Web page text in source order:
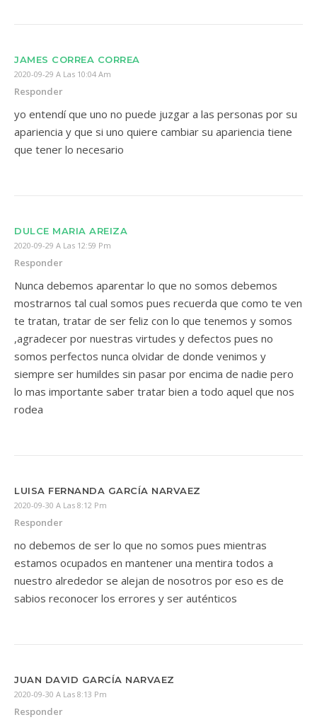
JAMES CORREA CORREA
2020-09-29 A Las 10:04 Am
Responder
yo entendí que uno no puede juzgar a las personas por su
apariencia y que si uno quiere cambiar su apariencia tiene
que tener lo necesario
DULCE MARIA AREIZA
2020-09-29 A Las 12:59 Pm
Responder
Nunca debemos aparentar lo que no somos debemos
mostrarnos tal cual somos pues recuerda que como te ven
te tratan, tratar de ser feliz con lo que tenemos y somos
,agradecer por nuestras virtudes y defectos pues no
somos perfectos nunca olvidar de donde venimos y
siempre ser humildes sin pasar por encima de nadie pero
lo mas importante saber tratar bien a todo aquel que nos
rodea
LUISA FERNANDA GARCÍA NARVAEZ
2020-09-30 A Las 8:12 Pm
Responder
no debemos de ser lo que no somos pues mientras
estamos ocupados en mantener una mentira todos a
nuestro alrededor se alejan de nosotros por eso es de
sabios reconocer los errores y ser auténticos
JUAN DAVID GARCÍA NARVAEZ
2020-09-30 A Las 8:13 Pm
Responder